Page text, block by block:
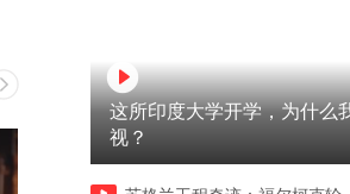
这所印度大学开学，为什么
视？